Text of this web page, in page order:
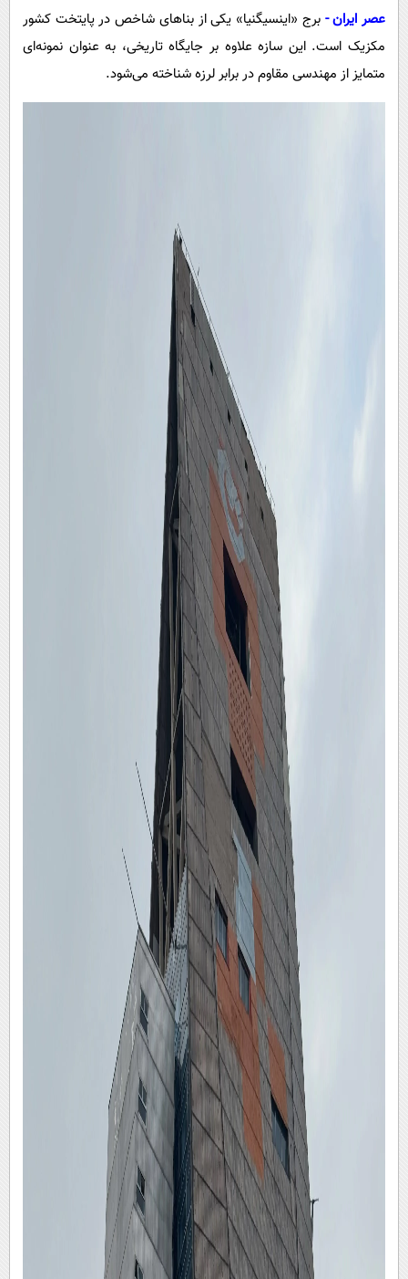
فناوری
گوناگون
اجتماعی
حیات وحش
سیاست خارجی
روانشناسی
آشپزی
دانلود
عصر ایران - برج «اینسیگنیا» یکی از بناهای شاخص در پایتخت کشور
مکزیک است. این سازه علاوه بر جایگاه تاریخی، به عنوان نمونه‌ای
متمایز از مهندسی مقاوم در برابر لرزه شناخته می‌شود.